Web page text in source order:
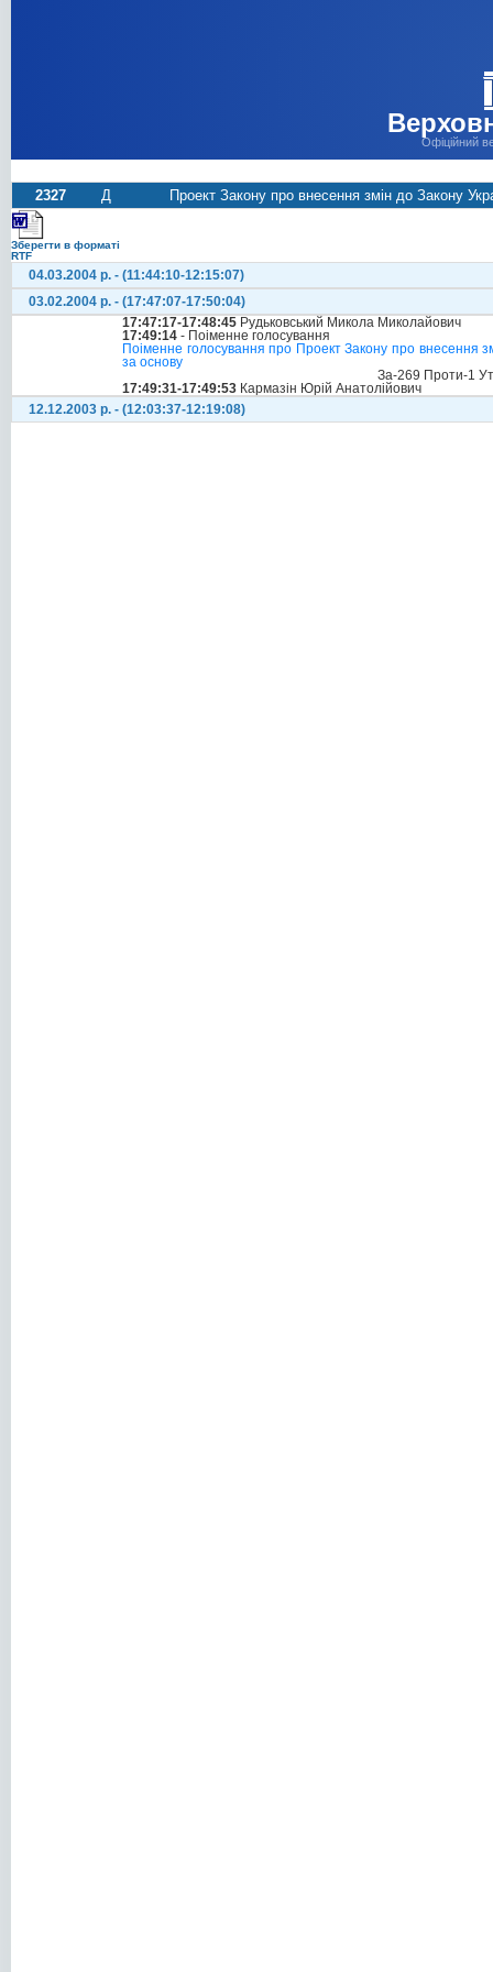
Офіційний
2327 Д Проект Закону про внесення змін до Закону
Зберегти в форматі
RTF
04.03.2004 р. - (11:44:10-12:15:07)
03.02.2004 р. - (17:47:07-17:50:04)
17:47:17-17:48:45 Рудьковський Микола Миколайович
17:49:14 - Поіменне голосування
Поіменне голосування про Проект Закону про внесення
за основу
За-269 Проти-1
17:49:31-17:49:53 Кармазін Юрій Анатолійович
12.12.2003 р. - (12:03:37-12:19:08)